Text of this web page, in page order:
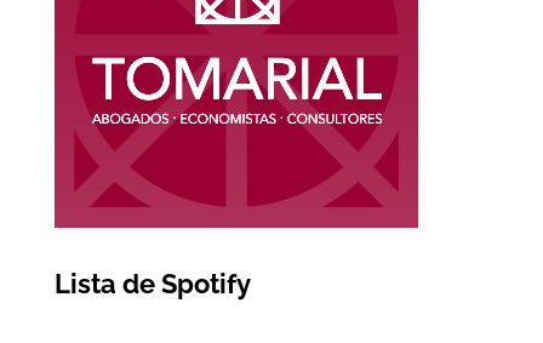
Lista de Spotify